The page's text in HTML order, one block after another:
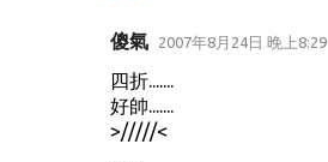
傻氣 2007年8月24日 晚上8:29
四折.......
好帥.......
>/////<